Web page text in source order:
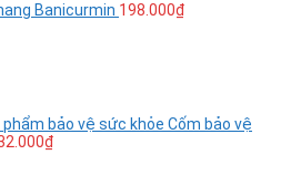
Banicurmin 198.000₫
bảo vệ sức khỏe Cốm bảo vệ
₫